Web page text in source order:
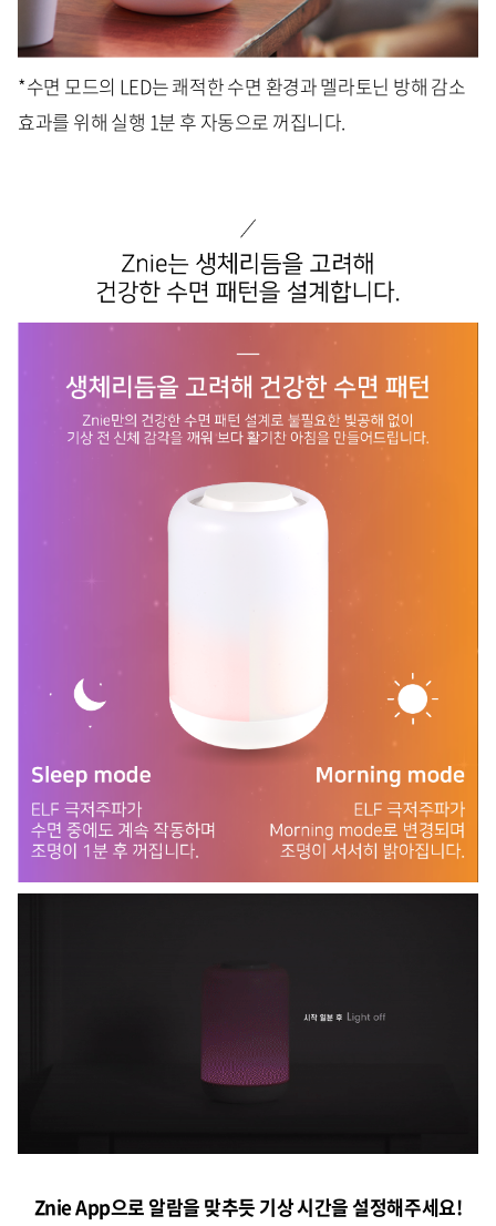
*수면 모드의 LED는 쾌적한 수면 환경과 멜라토닌 방해 감소
효과를 위해 실행 1분 후 자동으로 꺼집니다.
Znie App으로 알람을 맞추듯 기상 시간을 설정해주세요!